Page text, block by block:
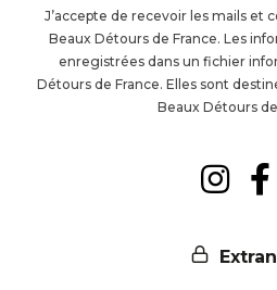
J’accepte de recevoir les mails et
Beaux Détours de France. Les
enregistrées dans un fichier
Détours de France. Elles sont
Beaux Détours